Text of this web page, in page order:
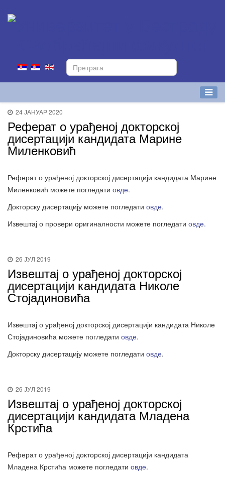
24 ЈАНУАР 2020
Реферат о урађеној докторској
дисертацији кандидата Марине
Миленковић
Реферат о урађеној докторској дисертацији кандидата Марине
Миленковић можете погледати овде.
Докторску дисертацију можете погледати овде.
Извештај о провери оригиналности можете погледати овде.
26 ЈУЛ 2019
Извештај о урађеној докторској
дисертацији кандидата Николе
Стојадиновића
Извештај о урађеној докторској дисертацији кандидата Николе
Стојадиновића можете погледати овде.
Докторску дисертацију можете погледати овде.
26 ЈУЛ 2019
Извештај о урађеној докторској
дисертацији кандидата Младена
Крстића
Реферат о урађеној докторској дисертацији кандидата
Младена Крстића можете погледати овде.